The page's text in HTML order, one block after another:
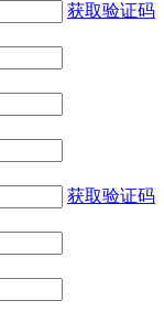
获取验证码
获取验证码